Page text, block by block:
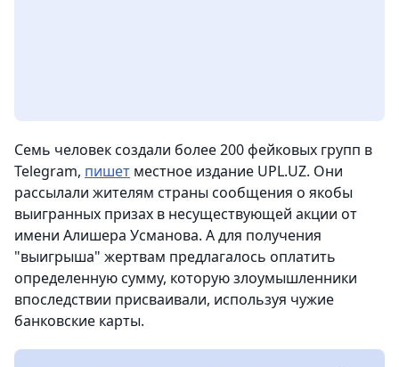
Cемь человек создали более 200 фейковых групп в
Telegram, пишет местное издание UPL.UZ. Они
рассылали жителям страны сообщения о якобы
выигранных призах в несуществующей акции от
имени Алишера Усманова. А для получения
"выигрыша" жертвам предлагалось оплатить
определенную сумму, которую злоумышленники
впоследствии присваивали, используя чужие
банковские карты.